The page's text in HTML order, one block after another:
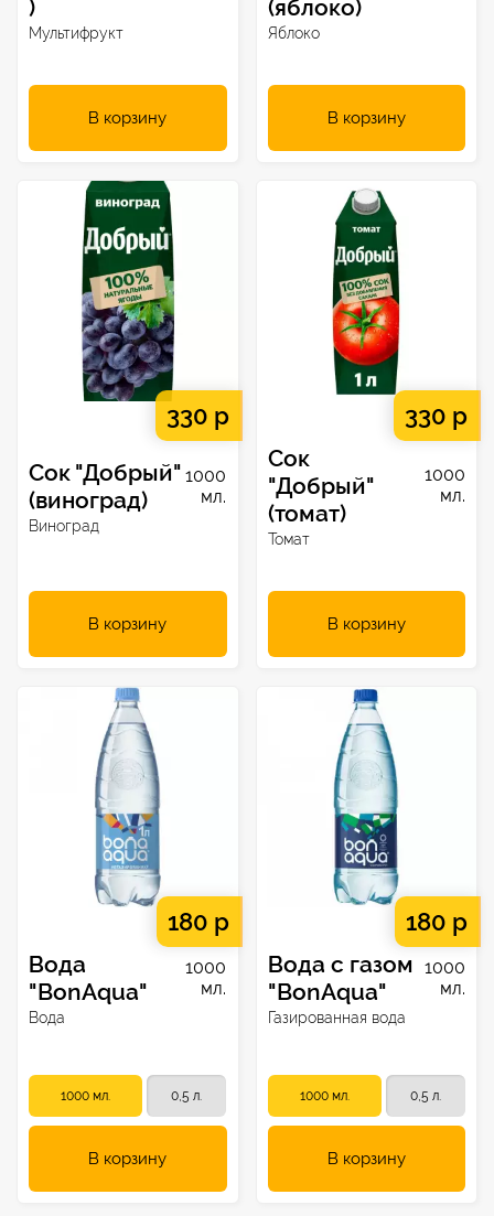
)
Мультифрукт
В корзину
(яблоко)
Яблоко
В корзину
330 р
Сок "Добрый"
(виноград)
1000
мл.
Виноград
В корзину
330 р
Сок
"Добрый"
(томат)
1000
мл.
Томат
В корзину
180 р
Вода
"BonAqua"
1000
мл.
Вода
1000 мл. 0,5 л.
В корзину
180 р
Вода с газом
"BonAqua"
1000
мл.
Газированная вода
1000 мл. 0,5 л.
В корзину